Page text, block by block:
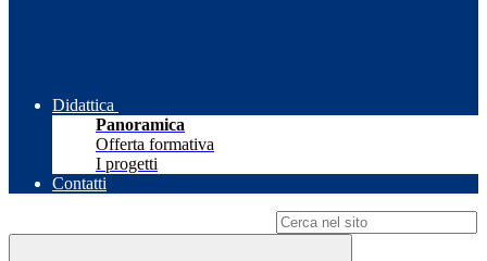
Didattica
Panoramica
Offerta formativa
I progetti
Contatti